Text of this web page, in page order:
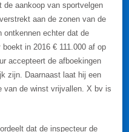
de aankoop van sportvelgen
aan de zonen van de
ontkennen echter dat de
in 2016 € 111.000 af op
accepteert de afboekingen
zijn. Daarnaast laat hij een
van de winst vrijvallen. X bv is
dat de inspecteur de